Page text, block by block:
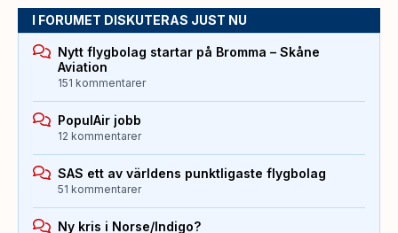
I FORUMET DISKUTERAS JUST NU
Nytt flygbolag startar på Bromma – Skåne
Aviation
151 kommentarer
PopulAir jobb
12 kommentarer
SAS ett av världens punktligaste flygbolag
51 kommentarer
Ny kris i Norse/Indigo?